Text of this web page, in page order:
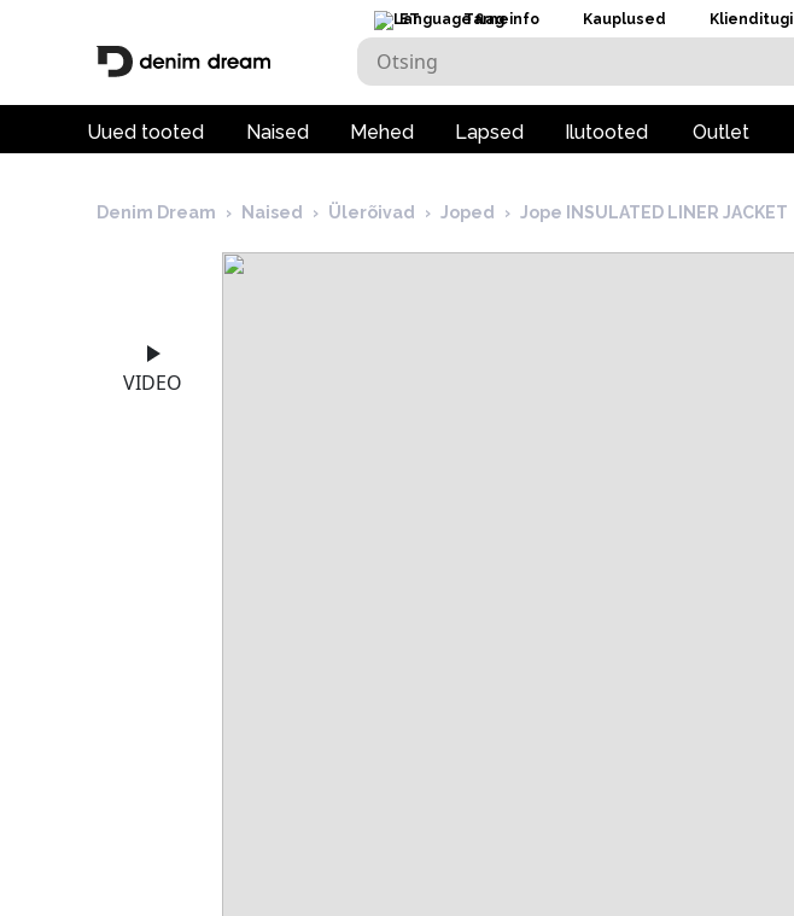
ET Tarneinfo Kauplused Klienditugi
Uued tooted Naised Mehed Lapsed Ilutooted Outlet
Denim Dream › Naised › Ülerõivad › Joped › Jope INSULATED LINER JACKET
VIDEO